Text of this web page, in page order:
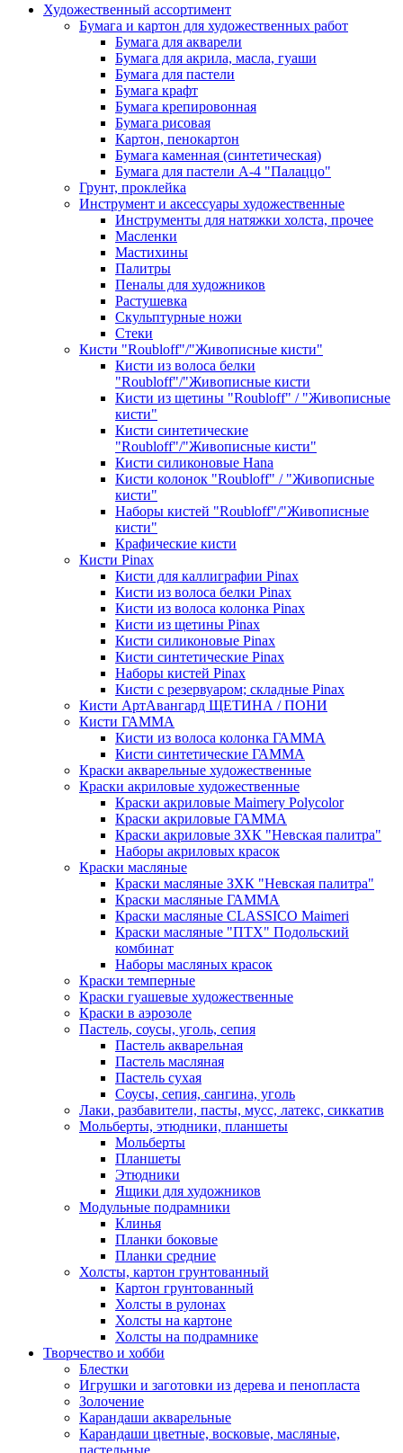
Художественный ассортимент
Бумага и картон для художественных работ
Бумага для акварели
Бумага для акрила, масла, гуаши
Бумага для пастели
Бумага крафт
Бумага крепировонная
Бумага рисовая
Картон, пенокартон
Бумага каменная (синтетическая)
Бумага для пастели А-4 "Палаццо"
Грунт, проклейка
Инструмент и аксессуары художественные
Инструменты для натяжки холста, прочее
Масленки
Мастихины
Палитры
Пеналы для художников
Растушевка
Скульптурные ножи
Стеки
Кисти "Roubloff"/"Живописные кисти"
Кисти из волоса белки
"Roubloff"/"Живописные кисти
Кисти из щетины "Roubloff" / "Живописные
кисти"
Кисти синтетические
"Roubloff"/"Живописные кисти"
Кисти силиконовые Hana
Кисти колонок "Roubloff" / "Живописные
кисти"
Наборы кистей "Roubloff"/"Живописные
кисти"
Крафические кисти
Кисти Pinax
Кисти для каллиграфии Pinax
Кисти из волоса белки Pinax
Кисти из волоса колонка Pinax
Кисти из щетины Pinax
Кисти силиконовые Pinax
Кисти синтетические Pinax
Наборы кистей Pinax
Кисти с резервуаром; складные Pinax
Кисти АртАвангард ЩЕТИНА / ПОНИ
Кисти ГАММА
Кисти из волоса колонка ГАММА
Кисти синтетические ГАММА
Краски акварельные художественные
Краски акриловые художественные
Краски акриловые Maimery Polycolor
Краски акриловые ГАММА
Краски акриловые ЗХК "Невская палитра"
Наборы акриловых красок
Краски масляные
Краски масляные ЗХК "Невская палитра"
Краски масляные ГАММА
Краски масляные CLASSICO Maimeri
Краски масляные "ПТХ" Подольский
комбинат
Наборы масляных красок
Краски темперные
Краски гуашевые художественные
Краски в аэрозоле
Пастель, соусы, уголь, сепия
Пастель акварельная
Пастель масляная
Пастель сухая
Соусы, сепия, сангина, уголь
Лаки, разбавители, пасты, мусс, латекс, сиккатив
Мольберты, этюдники, планшеты
Мольберты
Планшеты
Этюдники
Ящики для художников
Модульные подрамники
Клинья
Планки боковые
Планки средние
Холсты, картон грунтованный
Картон грунтованный
Холсты в рулонах
Холсты на картоне
Холсты на подрамнике
Творчество и хобби
Блестки
Игрушки и заготовки из дерева и пенопласта
Золочение
Карандаши акварельные
Карандаши цветные, восковые, масляные,
пастельные